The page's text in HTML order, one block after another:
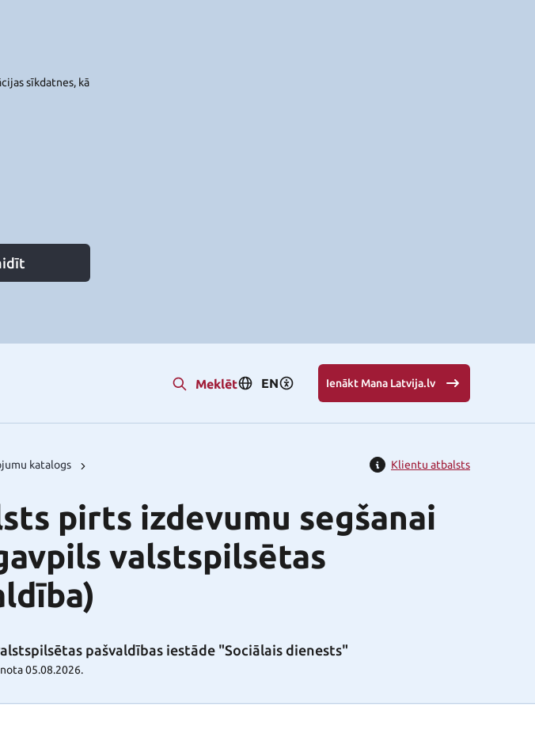
sīkdatnes, kā
Meklēt EN Ienākt Mana Latvija.lv
katalogs Klientu atbalsts
pirts izdevumu segšanai
valstspilsētas
pašvaldības iestāde "Sociālais dienests"
05.08.2026.